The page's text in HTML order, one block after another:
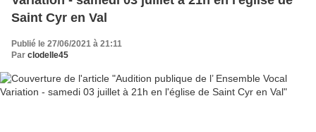
Saint Cyr en Val
Publié le 27/06/2021 à 21:11
Par clodelle45